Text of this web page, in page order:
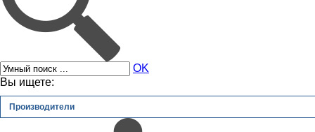
OK
Вы ищете:
Производители